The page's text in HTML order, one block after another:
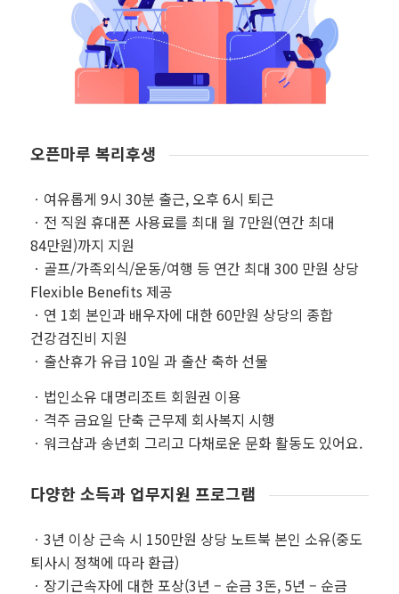
오픈마루 복리후생
ㆍ여유롭게 9시 30분 출근, 오후 6시 퇴근
ㆍ전 직원 휴대폰 사용료를 최대 월 7만원(연간 최대
84만원)까지 지원
ㆍ골프/가족외식/운동/여행 등 연간 최대 300 만원 상당
Flexible Benefits 제공
ㆍ연 1회 본인과 배우자에 대한 60만원 상당의 종합
건강검진비 지원
ㆍ출산휴가 유급 10일 과 출산 축하 선물
ㆍ법인소유 대명리조트 회원권 이용
ㆍ격주 금요일 단축 근무제 회사복지 시행
ㆍ워크샵과 송년회 그리고 다채로운 문화 활동도 있어요.
다양한 소득과 업무지원 프로그램
ㆍ3년 이상 근속 시 150만원 상당 노트북 본인 소유(중도
퇴사시 정책에 따라 환급)
ㆍ장기근속자에 대한 포상(3년 – 순금 3돈, 5년 – 순금